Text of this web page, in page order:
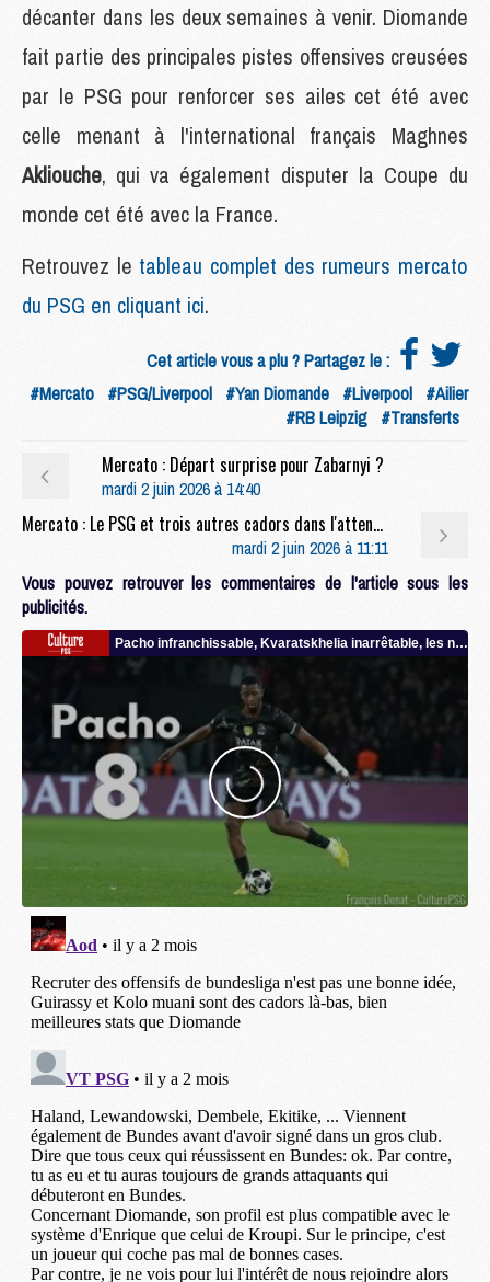
décanter dans les deux semaines à venir. Diomande
fait partie des principales pistes offensives creusées
par le PSG pour renforcer ses ailes cet été avec
celle menant à l'international français Maghnes
Akliouche, qui va également disputer la Coupe du
monde cet été avec la France.
Retrouvez le tableau complet des rumeurs mercato
du PSG en cliquant ici.
Cet article vous a plu ? Partagez le :
#Mercato #PSG/Liverpool #Yan Diomande #Liverpool #Ailier
#RB Leipzig #Transferts
Mercato : Départ surprise pour Zabarnyi ?
mardi 2 juin 2026 à 14:40
Mercato : Le PSG et trois autres cadors dans l'attente du prix de Kroupi
mardi 2 juin 2026 à 11:11
Vous pouvez retrouver les commentaires de l'article sous les
publicités.